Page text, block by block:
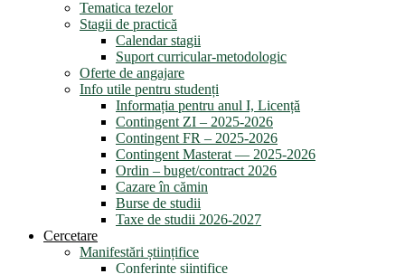
Tematica tezelor
Stagii de practică
Calendar stagii
Suport curricular-metodologic
Oferte de angajare
Info utile pentru studenți
Informația pentru anul I, Licență
Contingent ZI – 2025-2026
Contingent FR – 2025-2026
Contingent Masterat — 2025-2026
Ordin – buget/contract 2026
Cazare în cămin
Burse de studii
Taxe de studii 2026-2027
Cercetare
Manifestări științifice
Conferințe șiințifice